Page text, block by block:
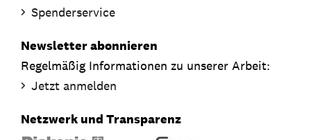
Spenderservice
Newsletter abonnieren
Regelmäßig Informationen zu unserer Arbeit:
Jetzt anmelden
Netzwerk und Transparenz